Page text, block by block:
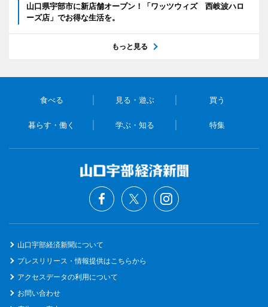
山口県宇部市に新店舗オープン！「ワッツウィズ 西岐波ハロ
ーズ店」でお得な生活を。
もっと見る
食べる 見る・遊ぶ 買う
暮らす・働く 学ぶ・知る 特集
山口宇部経済新聞について
プレスリリース・情報提供はこちらから
アクセスデータの利用について
お問い合わせ